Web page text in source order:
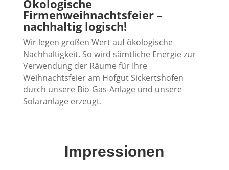
Ökologische
Firmenweihnachtsfeier –
nachhaltig logisch!
Wir legen großen Wert auf ökologische
Nachhaltigkeit. So wird sämtliche Energie zur
Verwendung der Räume für Ihre
Weihnachtsfeier am Hofgut Sickertshofen
durch unsere Bio-Gas-Anlage und unsere
Solaranlage erzeugt.
Impressionen